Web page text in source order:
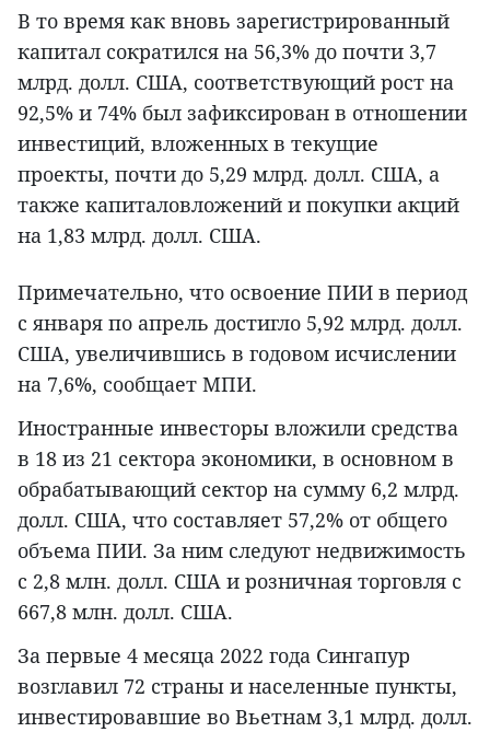
В то время как вновь зарегистрированный
капитал сократился на 56,3% до почти 3,7
млрд. долл. США, соответствующий рост на
92,5% и 74% был зафиксирован в отношении
инвестиций, вложенных в текущие
проекты, почти до 5,29 млрд. долл. США, а
также капиталовложений и покупки акций
на 1,83 млрд. долл. США.
Примечательно, что освоение ПИИ в период
с января по апрель достигло 5,92 млрд. долл.
США, увеличившись в годовом исчислении
на 7,6%, сообщает МПИ.
Иностранные инвесторы вложили средства
в 18 из 21 сектора экономики, в основном в
обрабатывающий сектор на сумму 6,2 млрд.
долл. США, что составляет 57,2% от общего
объема ПИИ. За ним следуют недвижимость
с 2,8 млн. долл. США и розничная торговля с
667,8 млн. долл. США.
За первые 4 месяца 2022 года Сингапур
возглавил 72 страны и населенные пункты,
инвестировавшие во Вьетнам 3,1 млрд. долл.